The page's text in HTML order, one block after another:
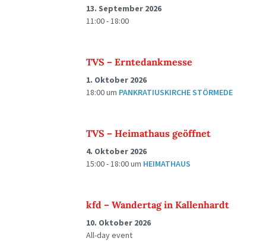
13. September 2026
11:00 - 18:00
TVS – Erntedankmesse
1. Oktober 2026
18:00um PANKRATIUSKIRCHE STÖRMEDE
TVS – Heimathaus geöffnet
4. Oktober 2026
15:00 - 18:00um HEIMATHAUS
kfd – Wandertag in Kallenhardt
10. Oktober 2026
All-day event